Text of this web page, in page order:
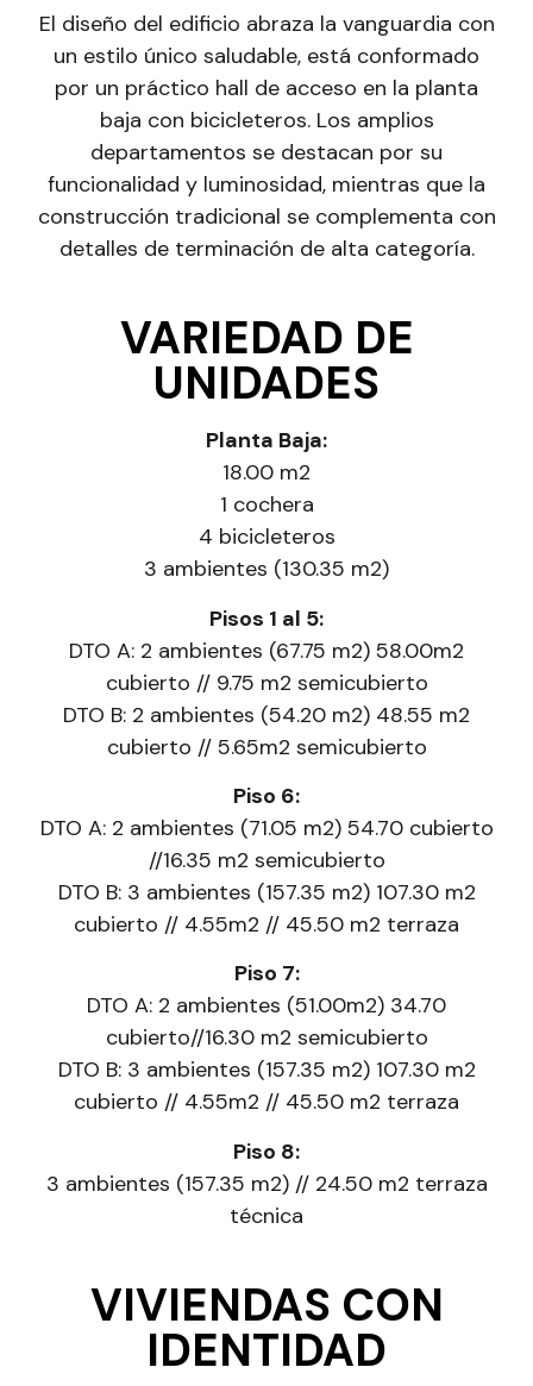
El diseño del edificio abraza la vanguardia con
un estilo único saludable, está conformado
por un práctico hall de acceso en la planta
baja con bicicleteros. Los amplios
departamentos se destacan por su
funcionalidad y luminosidad, mientras que la
construcción tradicional se complementa con
detalles de terminación de alta categoría.
VARIEDAD DE
UNIDADES
Planta Baja:
18.00 m2
1 cochera
4 bicicleteros
3 ambientes (130.35 m2)
Pisos 1 al 5:
DTO A: 2 ambientes (67.75 m2) 58.00m2
cubierto // 9.75 m2 semicubierto
DTO B: 2 ambientes (54.20 m2) 48.55 m2
cubierto // 5.65m2 semicubierto
Piso 6:
DTO A: 2 ambientes (71.05 m2) 54.70 cubierto
//16.35 m2 semicubierto
DTO B: 3 ambientes (157.35 m2) 107.30 m2
cubierto // 4.55m2 // 45.50 m2 terraza
Piso 7:
DTO A: 2 ambientes (51.00m2) 34.70
cubierto//16.30 m2 semicubierto
DTO B: 3 ambientes (157.35 m2) 107.30 m2
cubierto // 4.55m2 // 45.50 m2 terraza
Piso 8:
3 ambientes (157.35 m2) // 24.50 m2 terraza
técnica
VIVIENDAS CON
IDENTIDAD